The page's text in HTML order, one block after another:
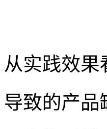
从实践效果
导致的产品